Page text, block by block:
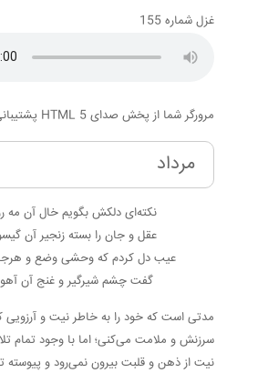
غزل شماره 155
مرورگر شما از پخش صدای HTML 5 پشتیبانی نمی‌کند.
مرداد
نکته‌ای دلکش بگویم خال آن مه
عقل و جان را بسته زنجیر آن
عیب دل کردم که وحشی وضع و
گفت چشم شیرگیر و غنج آن
مدتی است که خود را به خاطر نیت و آرزویی
سرزنش و ملامت می‌کنی؛ اما با وجود تمام
نیت از ذهن و قلبت بیرون نمی‌رود و پیوسته